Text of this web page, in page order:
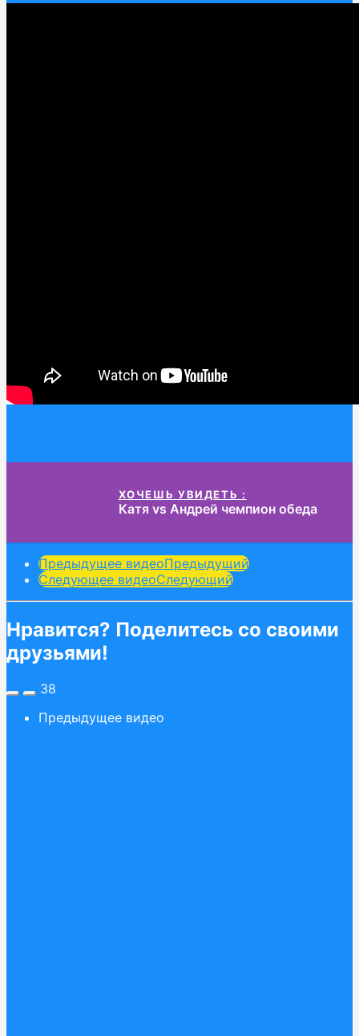
ХОЧЕШЬ УВИДЕТЬ :
Катя vs Андрей чемпион обеда
Post
Pagination
Предыдущее видеоПредыдущий
Следующее видеоСледующий
Нравится? Поделитесь со своими
друзьями!
38
Предыдущее видео